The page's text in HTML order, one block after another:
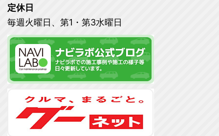
定休日
毎週火曜日、第1・第3水曜日